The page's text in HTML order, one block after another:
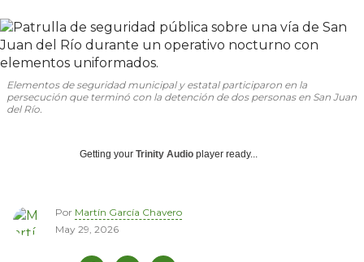
Elementos de seguridad municipal y estatal participaron en la
persecución que terminó con la detención de dos personas en San Juan
del Río.
Getting your Trinity Audio player ready...
Por Martín García Chavero
May 29, 2026